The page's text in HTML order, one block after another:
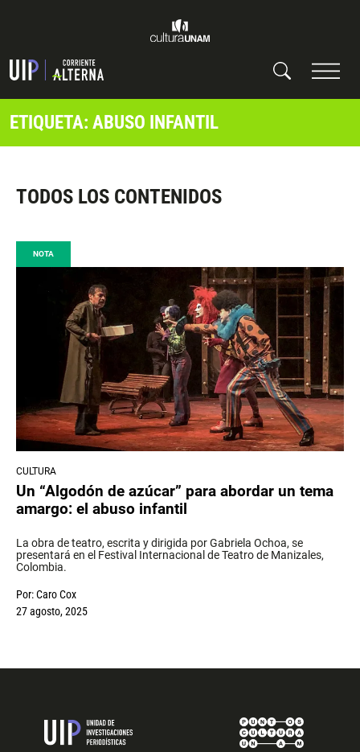
ETIQUETA: ABUSO INFANTIL
TODOS LOS CONTENIDOS
NOTA
CULTURA
Un “Algodón de azúcar” para abordar un tema
amargo: el abuso infantil
La obra de teatro, escrita y dirigida por Gabriela Ochoa, se
presentará en el Festival Internacional de Teatro de Manizales,
Colombia.
Por:Caro Cox
27 agosto, 2025